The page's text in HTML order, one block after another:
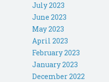
July 2023
June 2023
May 2023
April 2023
February 2023
January 2023
December 2022